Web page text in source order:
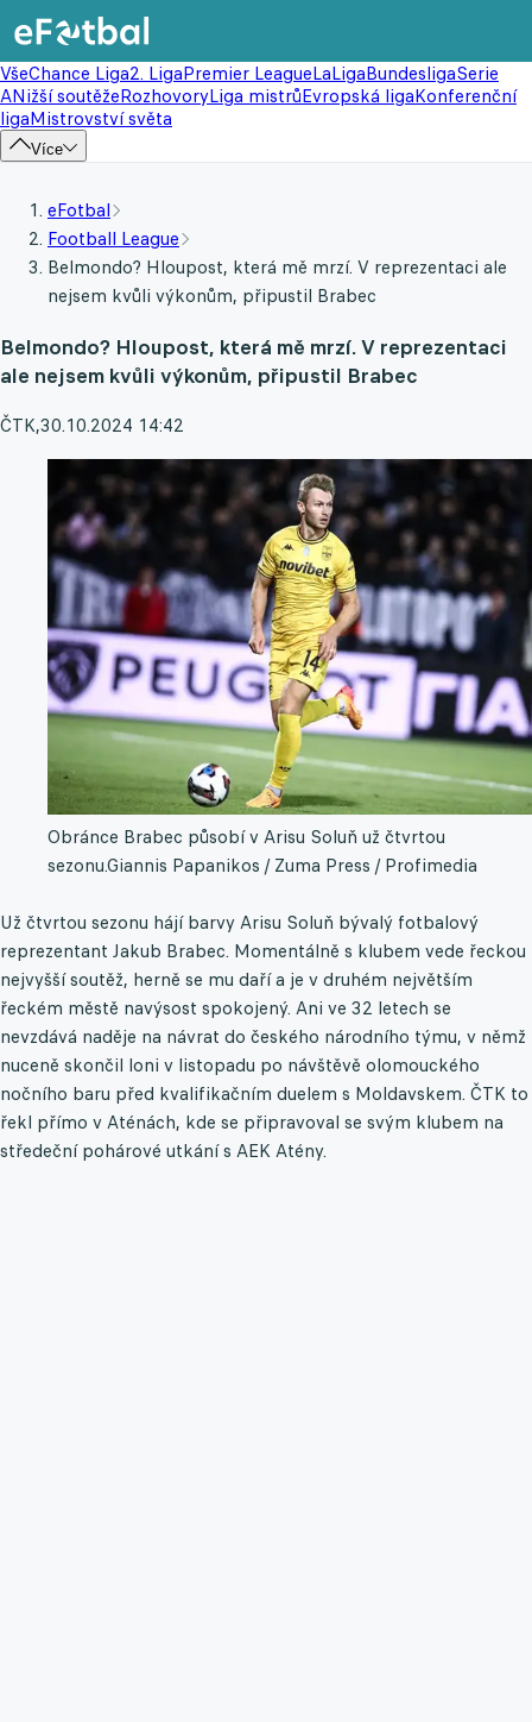
VšeChance Liga2. LigaPremier LeagueLaLigaBundesligaSerie
ANižší soutěžeRozhovoryLiga mistrůEvropská ligaKonferenční
ligaMistrovství světa
Více
eFotbal
Football League
Belmondo? Hloupost, která mě mrzí. V reprezentaci ale
nejsem kvůli výkonům, připustil Brabec
Belmondo? Hloupost, která mě mrzí. V reprezentaci
ale nejsem kvůli výkonům, připustil Brabec
ČTK,30.10.2024 14:42
Obránce Brabec působí v Arisu Soluň už čtvrtou
sezonu.Giannis Papanikos / Zuma Press / Profimedia
Už čtvrtou sezonu hájí barvy Arisu Soluň bývalý fotbalový
reprezentant Jakub Brabec. Momentálně s klubem vede řeckou
nejvyšší soutěž, herně se mu daří a je v druhém největším
řeckém městě navýsost spokojený. Ani ve 32 letech se
nevzdává naděje na návrat do českého národního týmu, v němž
nuceně skončil loni v listopadu po návštěvě olomouckého
nočního baru před kvalifikačním duelem s Moldavskem. ČTK to
řekl přímo v Aténách, kde se připravoval se svým klubem na
středeční pohárové utkání s AEK Atény.